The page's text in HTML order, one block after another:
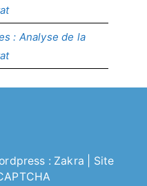
: Analyse de la
: Zakra | Site